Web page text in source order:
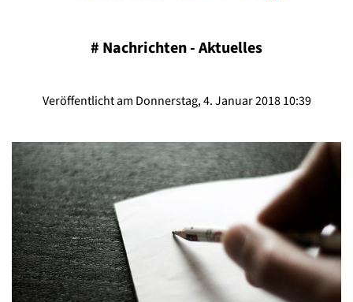
# Nachrichten - Aktuelles
Veröffentlicht am Donnerstag, 4. Januar 2018 10:39